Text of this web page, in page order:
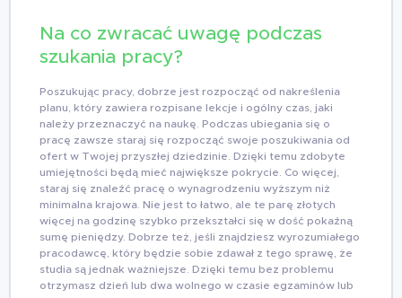
Na co zwracać uwagę podczas
szukania pracy?
Poszukując pracy, dobrze jest rozpocząć od nakreślenia
planu, który zawiera rozpisane lekcje i ogólny czas, jaki
należy przeznaczyć na naukę. Podczas ubiegania się o
pracę zawsze staraj się rozpocząć swoje poszukiwania od
ofert w Twojej przyszłej dziedzinie. Dzięki temu zdobyte
umiejętności będą mieć największe pokrycie. Co więcej,
staraj się znaleźć pracę o wynagrodzeniu wyższym niż
minimalna krajowa. Nie jest to łatwo, ale te parę złotych
więcej na godzinę szybko przekształci się w dość pokaźną
sumę pieniędzy. Dobrze też, jeśli znajdziesz wyrozumiałego
pracodawcę, który będzie sobie zdawał z tego sprawę, że
studia są jednak ważniejsze. Dzięki temu bez problemu
otrzymasz dzień lub dwa wolnego w czasie egzaminów lub